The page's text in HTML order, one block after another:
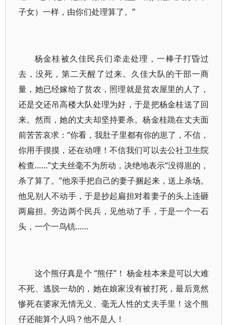
子女）一样，由你们处理算了。”
杨金桂被久佳民兵们牵走处理，一棒子打昏过
去，没死，第二天醒了过来。久佳大队的干部一商
量，她已经嫁给了贫农，照理就是贫农屋里的人了，
还是交还吊高楼大队处理为好，于是把杨金桂送了回
来。然而，她的丈夫却坚持要杀。杨金桂跪在丈夫面
前苦苦哀求：“你看，我肚子里都有你的崽了，不信，
你用手摸摸，还在动哩！不信我们可以去公社卫生院
检查……”丈夫丝毫不为所动，决绝地表示“没得崽的，
杀了算了。”他亲手把自己的妻子捆起来，送上杀场。
他见别人不动手，于是抄起扁担对着妻子的头上连砸
两扁担。旁边两个民兵，见他动了手，于是一个一石
头，一个一鸟铳……
这个熊仔真是个 “熊仔”！ 杨金桂本来是可以大难
不死、逃脱一劫的，她在娘家没有被打死，最后竟然
惨死在婆家无情无义、毫无人性的丈夫手里！这个熊
仔还能算个人吗？他不是人！